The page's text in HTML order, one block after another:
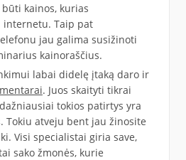
kainos, kurias
internetu. Taip pat
jau galima susižinoti
kainoraščius.
labai didelę įtaką daro ir
. Juos skaityti tikrai
tokios patirtys yra
Tokiu atveju bent jau žinosite
Visi specialistai giria save,
sako žmonės, kurie